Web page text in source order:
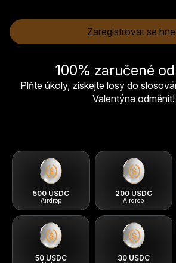
Zaregistrovat se
100% zaručené
Plňte úkoly, získejte losy do
Valentýna odměnit!
30 USDC
50 USDC
200 USDC
500 USDC